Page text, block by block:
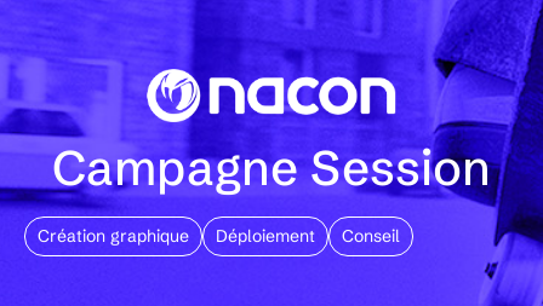
Campagne Session
Création graphique Déploiement Conseil